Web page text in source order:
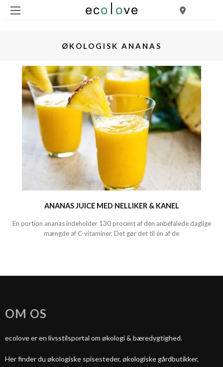
ØKOLOGISK ANANAS
ANANAS JUICE MED NELLIKER & KANEL
En portion ananas indeholder 130 procent af den anbefalede daglige
mængde af C-vitaminer. Det gør det til én af de
OM OS
ecolove er en livsstilsportal om økologi & bæredygtighed.
Her finder du økologiske spisesteder, økologiske gårdbutikker,